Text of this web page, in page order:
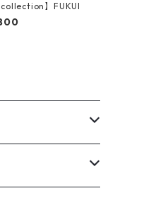
collection】FUKUI